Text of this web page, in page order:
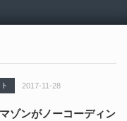
2017-11-28
ゾンがノーコーディン